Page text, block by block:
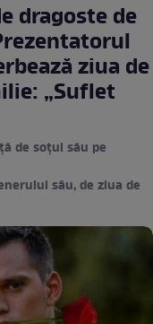
dragoste de
ziua de
„Suflet
de soțul său pe
său, de ziua de